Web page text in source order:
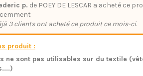
p. de POEY DE LESCAR a acheté ce
3 clients ont acheté ce produit ce mois-ci.
produit :
ne sont pas utilisables sur du textile